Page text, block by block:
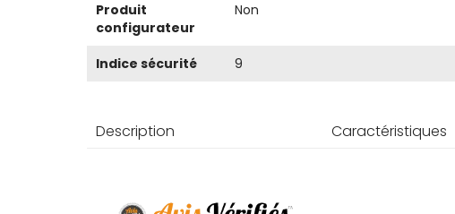
d’information
Produit
configurateur
Non
Indice sécurité 9
Description Caractéristiques